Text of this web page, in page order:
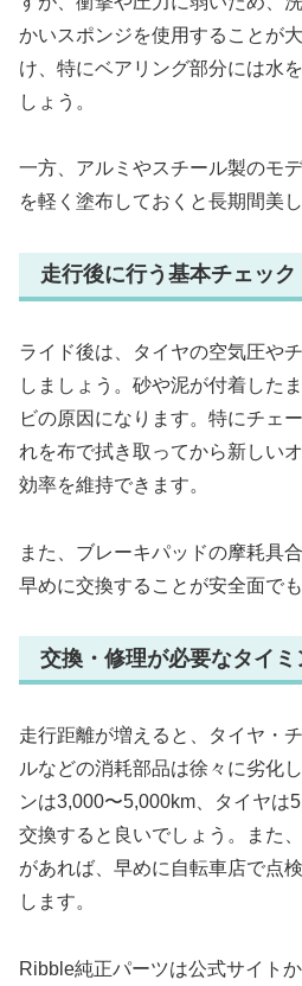
かいスポンジを使用することが
け、特にベアリング部分には水
しょう。
一方、アルミやスチール製のモ
を軽く塗布しておくと長期間美
走行後に行う基本チェック
ライド後は、タイヤの空気圧や
しましょう。砂や泥が付着した
ビの原因になります。特にチェ
れを布で拭き取ってから新しい
効率を維持できます。
また、ブレーキパッドの摩耗具
早めに交換することが安全面でも
交換・修理が必要なタイミ
走行距離が増えると、タイヤ・
ルなどの消耗部品は徐々に劣化
ンは3,000〜5,000km、タイヤは
交換すると良いでしょう。また
があれば、早めに自転車店で点
します。
Ribble純正パーツは公式サイト